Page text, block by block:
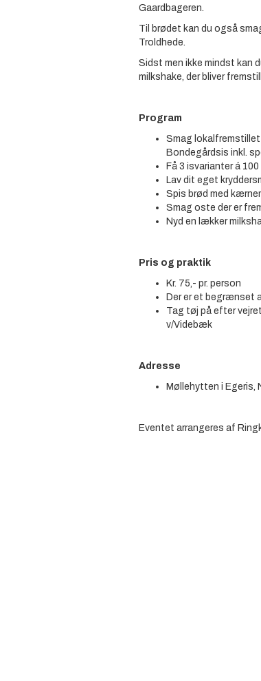
Gaardbageren.
Til brødet kan du også
Troldhede.
Sidst men ikke mindst kan
milkshake, der bliver
Program
Smag
Bondegårdsis inkl.
Få 3 isvarianter á 100
Lav dit eget
Spis brød med
Smag oste der er
Nyd en lækker
Pris og praktik
Kr. 75,- pr. person
Der er et begrænset
Tag tøj på efter
v/Videbæk
Adresse
Møllehytten i Egeris,
Eventet arrangeres af